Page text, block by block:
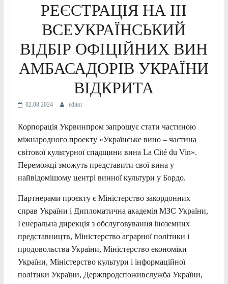
РЕЄСТРАЦІЯ НА ІІІ
ВСЕУКРАЇНСЬКИЙ
ВІДБІР ОФІЦІЙНИХ ВИН
АМБАСАДОРІВ УКРАЇНИ
ВІДКРИТА
02.08.2024 editor
Корпорація Укрвинпром запрошує стати частиною
міжнародного проекту «Українське вино – частина
світової культурної спадщини вина La Cité du Vin».
Переможці зможуть представити свої вина у
найвідомішому центрі винної культури у Бордо.
Партнерами проєкту є Міністерство закордонних
справ України і Дипломатична академія МЗС України,
Генеральна дирекція з обслуговування іноземних
представництв, Міністерство аграрної політики і
продовольства України, Міністерство економіки
України, Міністерство культури і інформаційної
політики України, Держпродспоживслужба України,